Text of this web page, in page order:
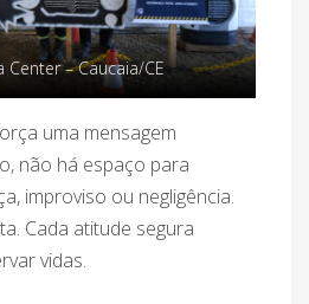
Center – Caucaia/CE
uma mensagem
não há espaço para
improviso ou negligência.
Cada atitude segura
vidas.